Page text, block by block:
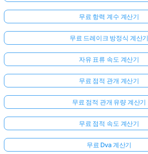
무료 항력 계수 계산기
무료 드레이크 방정식 계산기
자유 표류 속도 계산기
무료 점적 관개 계산기
무료 점적 관개 유량 계산기
무료 점적 속도 계산기
무료 Dva 계산기